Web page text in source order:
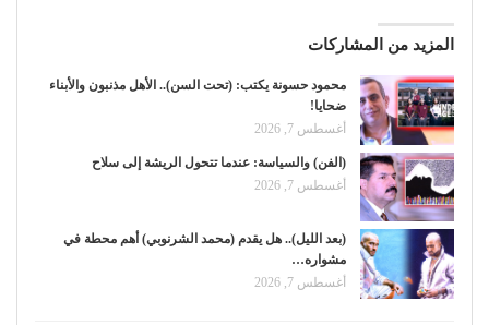
المزيد من المشاركات
محمود حسونة يكتب: (تحت السن).. الأهل مذنبون والأبناء
ضحايا!
أغسطس 7, 2026
(الفن) والسياسة: عندما تتحول الريشة إلى سلاح
أغسطس 7, 2026
(بعد الليل).. هل يقدم (محمد الشرنوبي) أهم محطة في
مشواره…
أغسطس 7, 2026